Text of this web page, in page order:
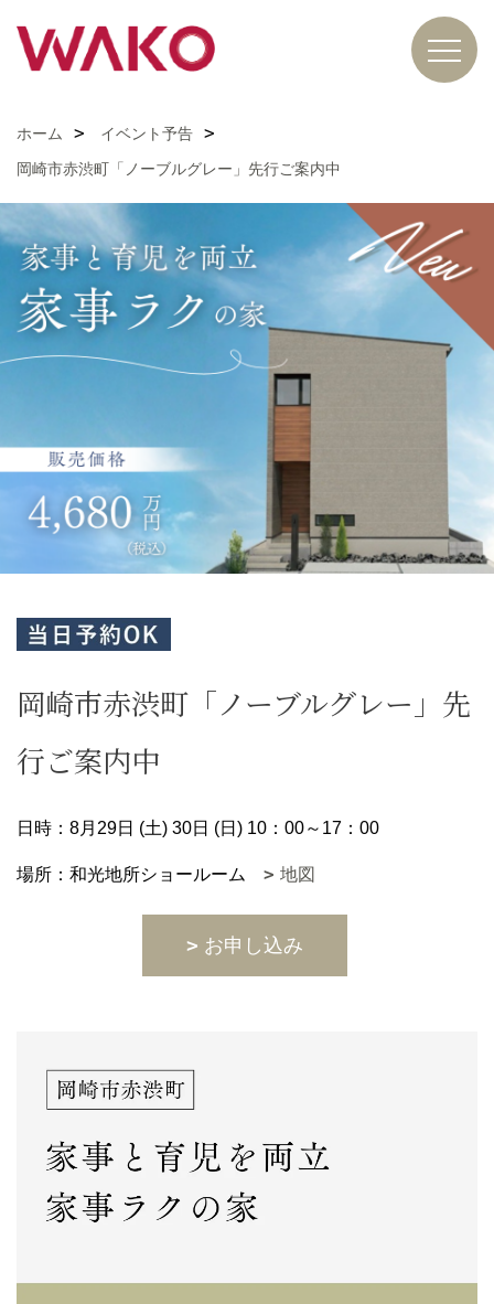
ホーム
イベント予告
岡崎市赤渋町「ノーブルグレー」先行ご案内中
岡崎市赤渋町「ノーブルグレー」先
行ご案内中
日時：8月29日 (土) 30日 (日) 10：00～17：00
場所：和光地所ショールーム 地図
お申し込み